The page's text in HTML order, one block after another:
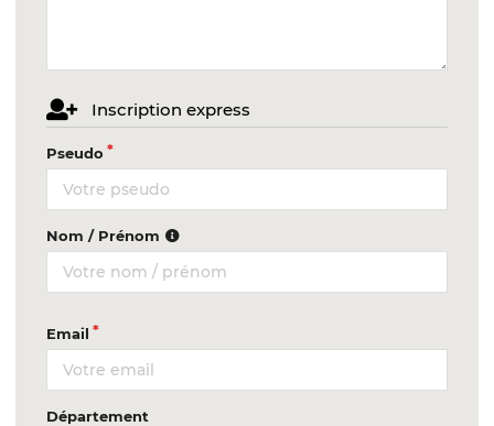
Inscription express
Pseudo
Nom / Prénom
Email
Département